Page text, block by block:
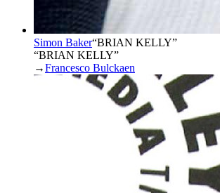
Simon Baker“BRIAN KELLY”
“BRIAN KELLY”
→Francesco Bulckaen